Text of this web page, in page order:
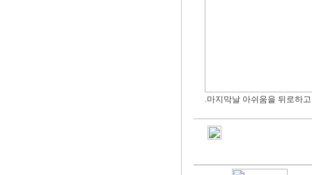
.마지막날 아쉬움을 뒤로하